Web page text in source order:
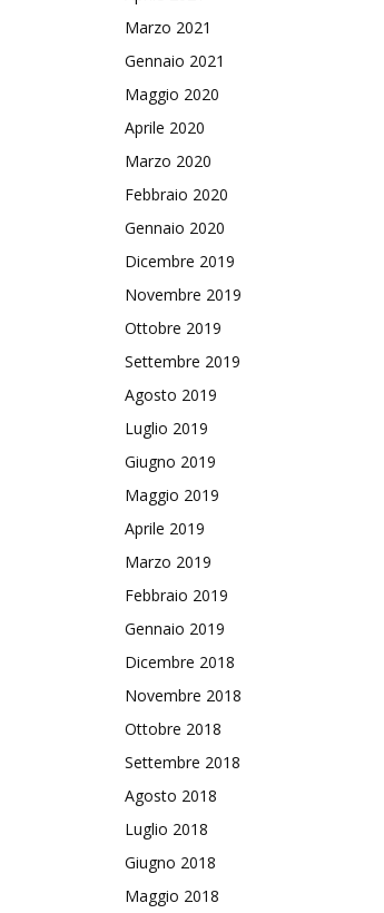
Marzo 2021
Gennaio 2021
Maggio 2020
Aprile 2020
Marzo 2020
Febbraio 2020
Gennaio 2020
Dicembre 2019
Novembre 2019
Ottobre 2019
Settembre 2019
Agosto 2019
Luglio 2019
Giugno 2019
Maggio 2019
Aprile 2019
Marzo 2019
Febbraio 2019
Gennaio 2019
Dicembre 2018
Novembre 2018
Ottobre 2018
Settembre 2018
Agosto 2018
Luglio 2018
Giugno 2018
Maggio 2018